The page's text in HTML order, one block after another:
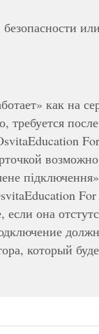
как на
требуется
она
который